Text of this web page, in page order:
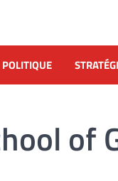
POLITIQUE
of